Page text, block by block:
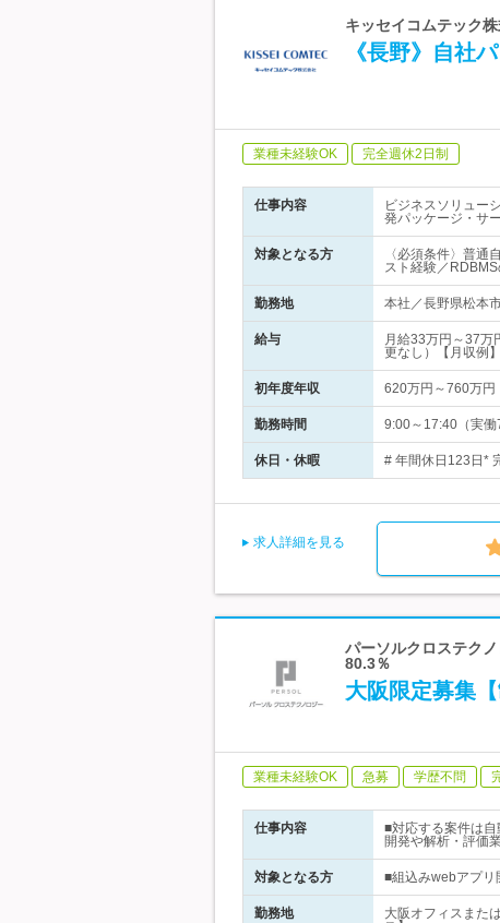
キッセイコムテック
《長野》自社
業種未経験OK 完全週休2日制
仕事内容
ビジネスソリュー
発パッケージ・サ
対象となる方
〈必須条件〉普通
スト経験／
勤務地 本社／長野県松本
給与
月給33万円～37
更なし）【月収例
初年度年収 620万円～760万円
勤務時間 9:00～17:40（実
休日・休暇 # 年間休日123日*
求人詳細を見る
パーソルクロステク
80.3％
大阪限定募集
業種未経験OK 急募 学歴不問
仕事内容
■対応する案件は
開発や解析・評価
対象となる方 ■組込みwebアプリ
勤務地
大阪オフィスまた